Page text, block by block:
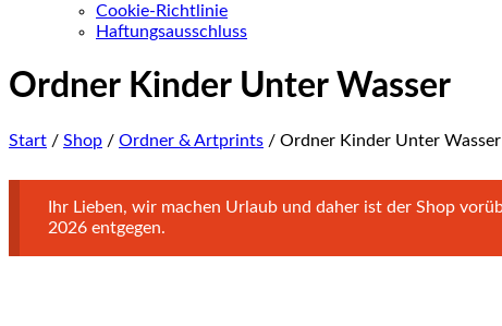
Cookie-Richtlinie
Haftungsausschluss
Ordner Kinder Unter Wasser
Start / Shop / Ordner & Artprints / Ordner Kinder Unter Wasser
Ihr Lieben, wir machen Urlaub und daher ist der Shop
2026 entgegen.